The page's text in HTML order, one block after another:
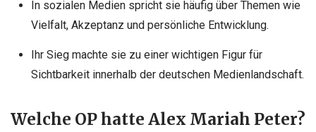
In sozialen Medien spricht sie häufig über Themen wie
Vielfalt, Akzeptanz und persönliche Entwicklung.
Ihr Sieg machte sie zu einer wichtigen Figur für
Sichtbarkeit innerhalb der deutschen Medienlandschaft.
Welche OP hatte Alex Mariah Peter?